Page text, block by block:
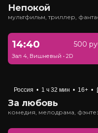
Непокой
мультфильм, триллер,
14:40 500
Зал 4, Вишневый • 2D
Россия • 1 ч 32 мин • 16+ •
За любовь
комедия, мелодрама,